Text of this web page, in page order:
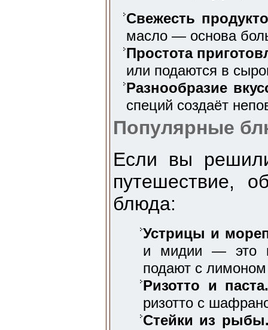
Свежесть
масло — основа
Простота
или подаются в
Разнообразие
специй создаёт
Популярные
Если вы
путешествие,
блюда:
Устрицы и
и мидии — это
подают с
Ризотто и
ризотто с
Стейки из